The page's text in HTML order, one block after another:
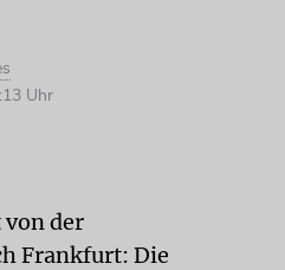
Uhr
von der
Frankfurt: Die